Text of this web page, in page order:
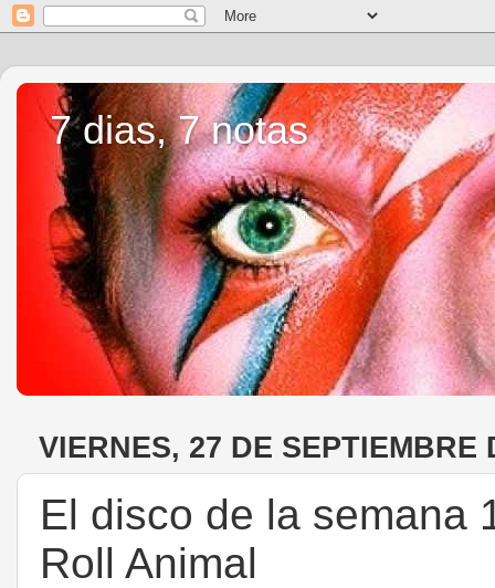
7 dias, 7 notas
VIERNES, 27 DE SEPTIEMBRE
El disco de la semana
Roll Animal